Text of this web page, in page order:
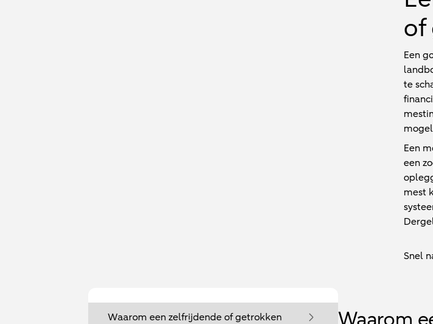
of
Een
te
Een
een
mest
Snel
Waarom een zelfrijdende of getrokken